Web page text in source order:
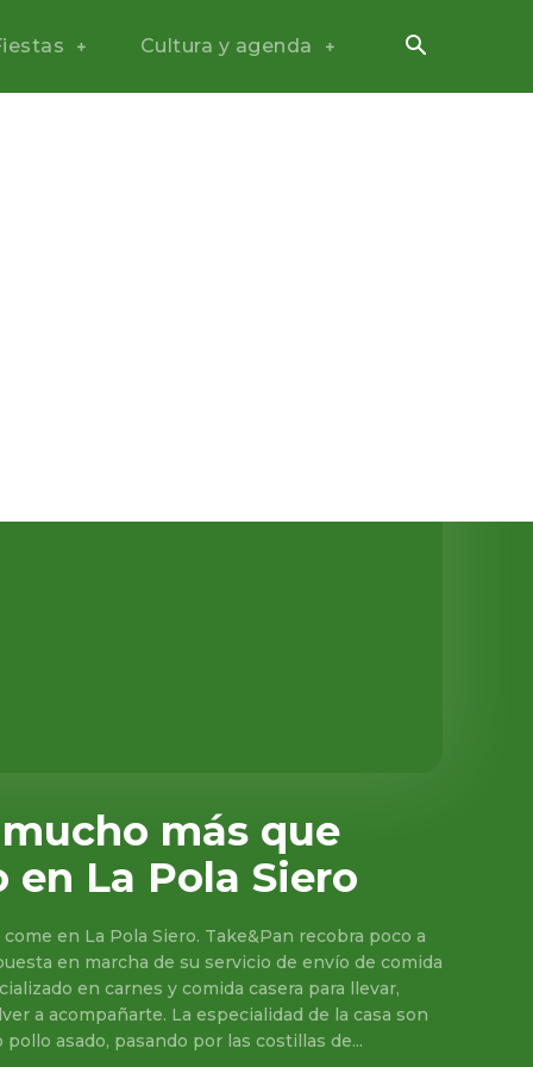
Cultura y agenda
más que
en La Pola Siero
en La Pola Siero. Take&Pan recobra poco a
en marcha de su servicio de envío de comida
en carnes y comida casera para llevar,
a acompañarte. La especialidad de la casa son
asado, pasando por las costillas de...